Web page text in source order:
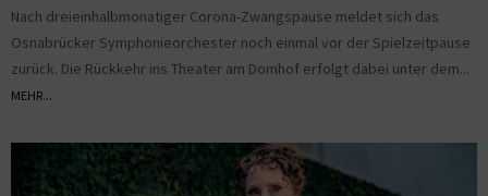
Nach dreieinhalbmonatiger Corona-Zwangspause meldet sich das
Osnabrücker Symphonieorchester noch einmal vor der Spielzeitpause
zurück. Die Rückkehr ins Theater am Domhof erfolgt dabei unter dem...
MEHR...